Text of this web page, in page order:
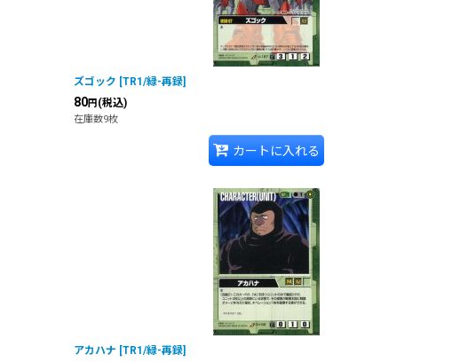
ズゴック [TR1/緑-再録]
80円 (税込)
在庫数9枚
カートに入れる
アカハナ [TR1/緑-再録]